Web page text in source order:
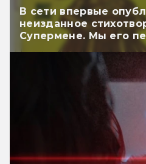
В сети впервые
неизданное
Супермене. Мы его